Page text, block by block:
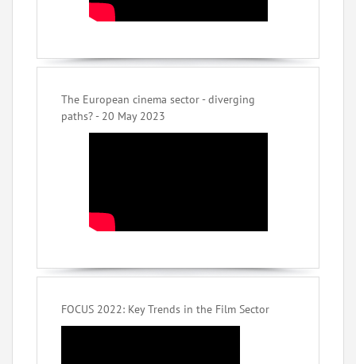
The European cinema sector - diverging
paths? - 20 May 2023
FOCUS 2022: Key Trends in the Film Sector